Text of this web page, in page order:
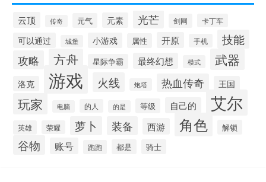
云顶 传奇 元气 元素 光芒 剑网 卡丁车
可以通过 城堡 小游戏 属性 开原 手机
技能
攻略
方舟 星际争霸 最终幻想 模式 武器
洛克 游戏 火线 炮塔 热血传奇 王国
玩家 电脑 的人 的是 等级 自己的 艾尔
英雄 荣耀 萝卜 装备 西游 角色 解锁
谷物 账号 跑跑 都是 骑士